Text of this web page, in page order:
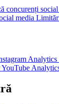
concurenți social
media
YouTube